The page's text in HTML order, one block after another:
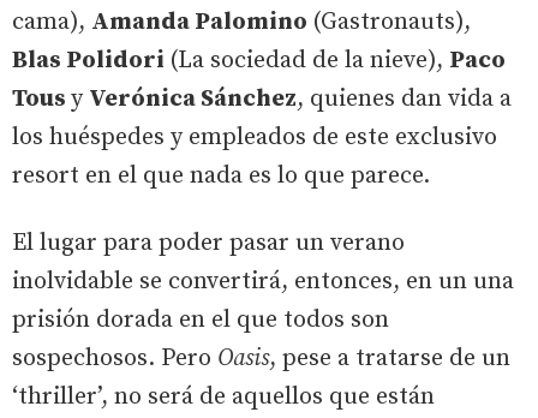
cama), Amanda Palomino (Gastronauts),
Blas Polidori (La sociedad de la nieve), Paco
Tous y Verónica Sánchez, quienes dan vida a
los huéspedes y empleados de este exclusivo
resort en el que nada es lo que parece.
El lugar para poder pasar un verano
inolvidable se convertirá, entonces, en un una
prisión dorada en el que todos son
sospechosos. Pero Oasis, pese a tratarse de un
‘thriller’, no será de aquellos que están